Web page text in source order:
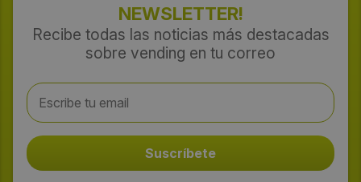
NEWSLETTER!
Recibe todas las noticias más destacadas
sobre vending en tu correo